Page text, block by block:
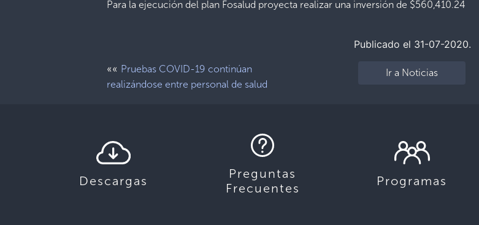
Para la ejecución del plan Fosalud proyecta realizar una inversión de $560,410.24
Publicado el 31-07-2020.
«« Pruebas COVID-19 continúan
realizándose entre personal de salud
Ir a Noticias
Descargas
Preguntas
Frecuentes
Programas